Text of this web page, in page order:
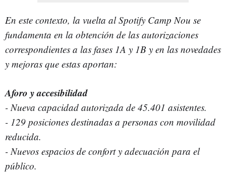
En este contexto, la vuelta al Spotify Camp Nou se
fundamenta en la obtención de las autorizaciones
correspondientes a las fases 1A y 1B y en las novedades
y mejoras que estas aportan:
Aforo y accesibilidad
- Nueva capacidad autorizada de 45.401 asistentes.
- 129 posiciones destinadas a personas con movilidad
reducida.
- Nuevos espacios de confort y adecuación para el
público.